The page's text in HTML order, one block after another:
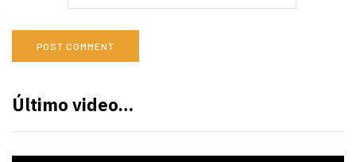
Último video…